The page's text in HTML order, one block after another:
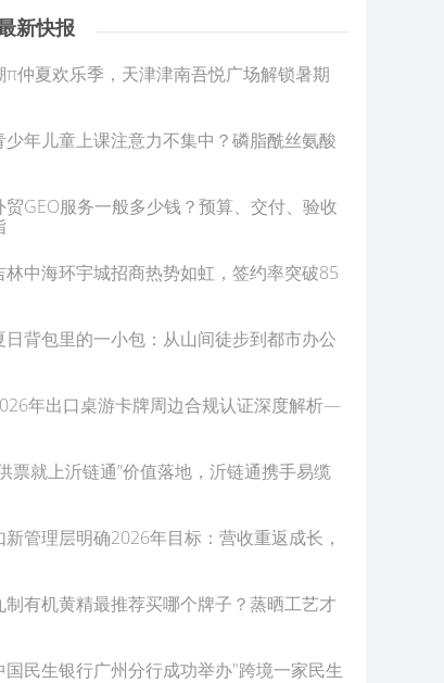
新快报
π仲夏欢乐季，天津津南吾悦广场解锁暑期
少年儿童上课注意力不集中？磷脂酰丝氨酸
贸GEO服务一般多少钱？预算、交付、验收
林中海环宇城招商热势如虹，签约率突破85
日背包里的一小包：从山间徒步到都市办公
年出口桌游卡牌周边合规认证深度解析—
票就上沂链通”价值落地，沂链通携手易缆
新管理层明确2026年目标：营收重返成长，
制有机黄精最推荐买哪个牌子？蒸晒工艺才
国民生银行广州分行成功举办"跨境一家民生